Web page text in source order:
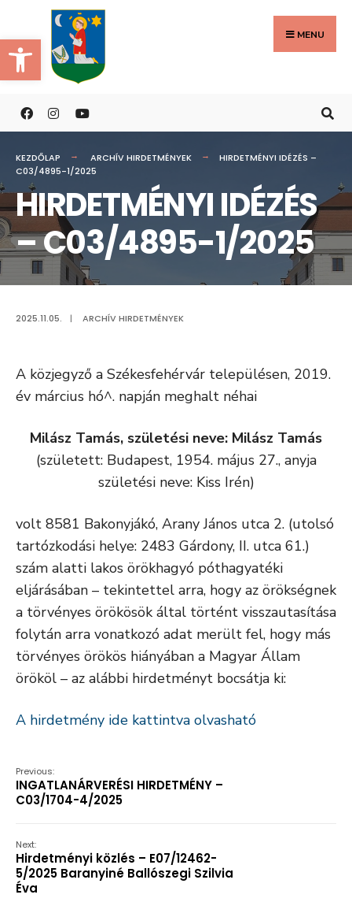
Eszköztár megnyitása
to
content
MENU
KEZDŐLAP ARCHÍV HIRDETMÉNYEK
HIRDETMÉNYI IDÉZÉS –
C03/4895-1/2025
HIRDETMÉNYI IDÉZÉS
– C03/4895-1/2025
2025.11.05. | ARCHÍV HIRDETMÉNYEK
A közjegyző a Székesfehérvár településen, 2019.
év március hó^. napján meghalt néhai
Milász Tamás, születési neve: Milász Tamás
(született: Budapest, 1954. május 27., anyja
születési neve: Kiss Irén)
volt 8581 Bakonyjákó, Arany János utca 2. (utolsó
tartózkodási helye: 2483 Gárdony, II. utca 61.)
szám alatti lakos örökhagyó póthagyatéki
eljárásában – tekintettel arra, hogy az örökségnek
a törvényes örökösök által történt visszautasítása
folytán arra vonatkozó adat merült fel, hogy más
törvényes örökös hiányában a Magyar Állam
örököl – az alábbi hirdetményt bocsátja ki:
A hirdetmény ide kattintva olvasható
Previous:
INGATLANÁRVERÉSI HIRDETMÉNY –
C03/1704-4/2025
Next:
Hirdetményi közlés – E07/12462-
5/2025 Baranyiné Ballószegi Szilvia
Éva
Search